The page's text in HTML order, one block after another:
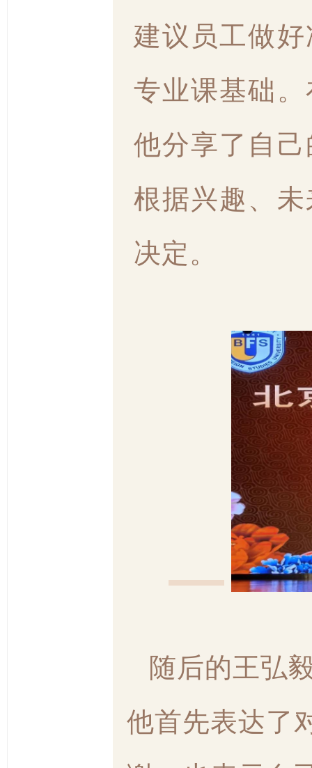
建议员工做
专业课基础
他分享了自
根据兴趣、
决定。
随后的王弘
他首先表达了